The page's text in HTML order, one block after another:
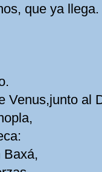
que ya llega.
Venus,junto al
Baxá,